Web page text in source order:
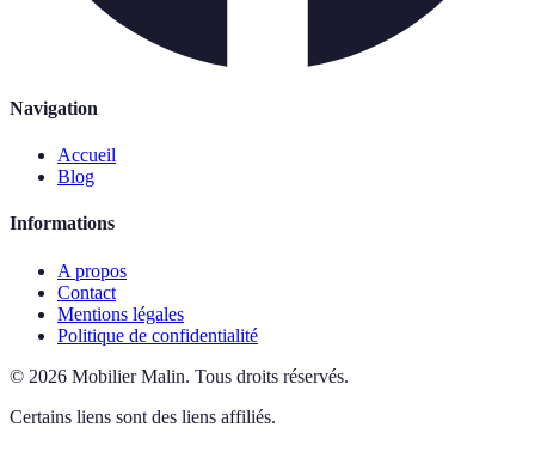
Navigation
Accueil
Blog
Informations
A propos
Contact
Mentions légales
Politique de confidentialité
© 2026 Mobilier Malin. Tous droits réservés.
Certains liens sont des liens affiliés.